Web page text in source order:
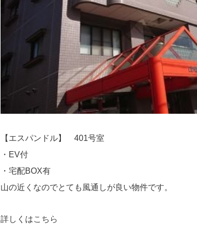
【エスパンドル】 401号室
・EV付
・宅配BOX有
山の近くなのでとても風通しが良い物件です。
詳しくはこちら